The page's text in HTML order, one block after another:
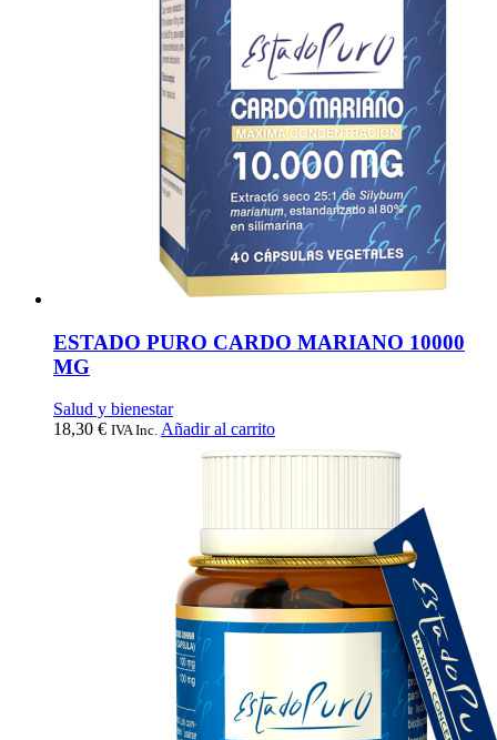
ESTADO PURO CARDO MARIANO 10000
MG
Salud y bienestar
18,30 € IVA Inc. Añadir al carrito